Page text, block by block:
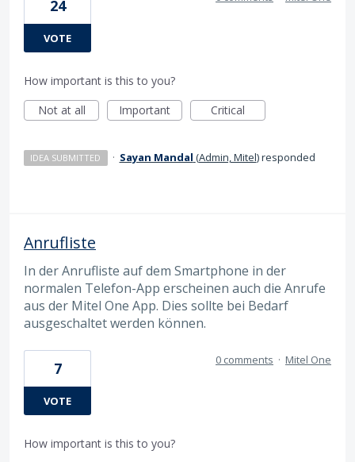
24
VOTE
How important is this to you?
Not at all
Important Critical
IDEA SUBMITTED · Sayan Mandal (Admin, Mitel)responded
Anrufliste
In der Anrufliste auf dem Smartphone in der
normalen Telefon-App erscheinen auch die Anrufe
aus der Mitel One App. Dies sollte bei Bedarf
ausgeschaltet werden können.
7
VOTE
0 comments · Mitel One
How important is this to you?